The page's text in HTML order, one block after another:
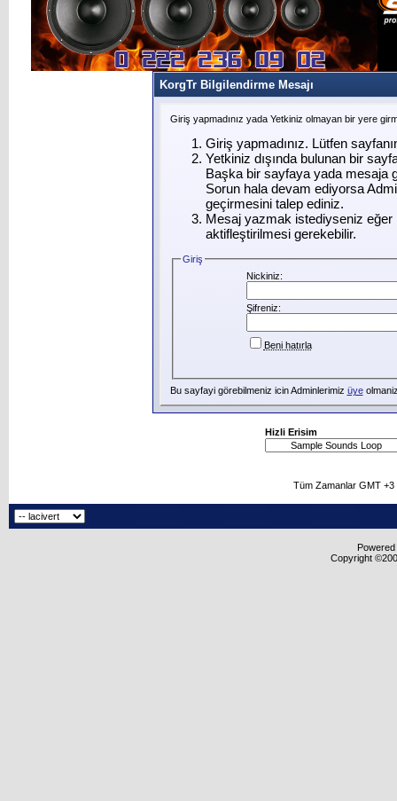
KorgTr Bilgilendirme Mesajı
Giriş yapmadınız yada Yetkiniz olmayan bir yere
Giriş yapmadınız. Lütfen
Yetkiniz dışında bulunan bir
Başka bir sayfaya yada mesaja
Sorun hala devam ediyorsa
geçirmesini talep ediniz.
Mesaj yazmak istediyseniz eğer
aktifleştirilmesi gerekebilir.
Giriş
Nickiniz:
Şifreniz:
Beni hatırla
Bu sayfayi görebilmeniz icin Adminlerimiz üye
Hizli Erisim
Tüm Zamanlar GMT
Copyright